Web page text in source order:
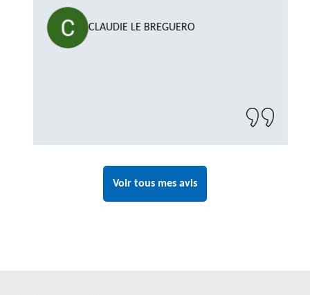
CLAUDIE LE BREGUERO
Voir tous mes avis